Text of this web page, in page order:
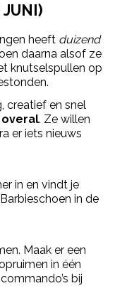
heeft duizend
daarna alsof ze
knutselspullen op
creatief en snel
. Ze willen
er iets nieuws
in en vindt je
in de
Maak er een
in één
bij